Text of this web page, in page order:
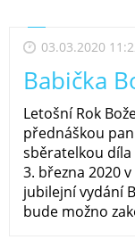
03.03.2020
Babička
Letošní Rok
přednáškou
sběratelkou
3. března 2020
jubilejní vydání
bude možno